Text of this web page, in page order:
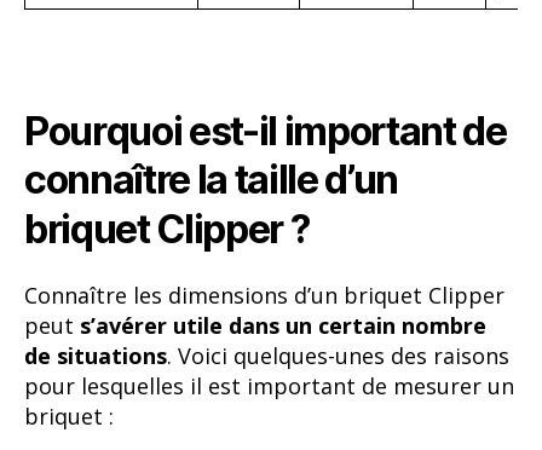
Pourquoi est-il important de
connaître la taille d’un
briquet Clipper ?
Connaître les dimensions d’un briquet Clipper
peut s’avérer utile dans un certain nombre
de situations. Voici quelques-unes des raisons
pour lesquelles il est important de mesurer un
briquet :